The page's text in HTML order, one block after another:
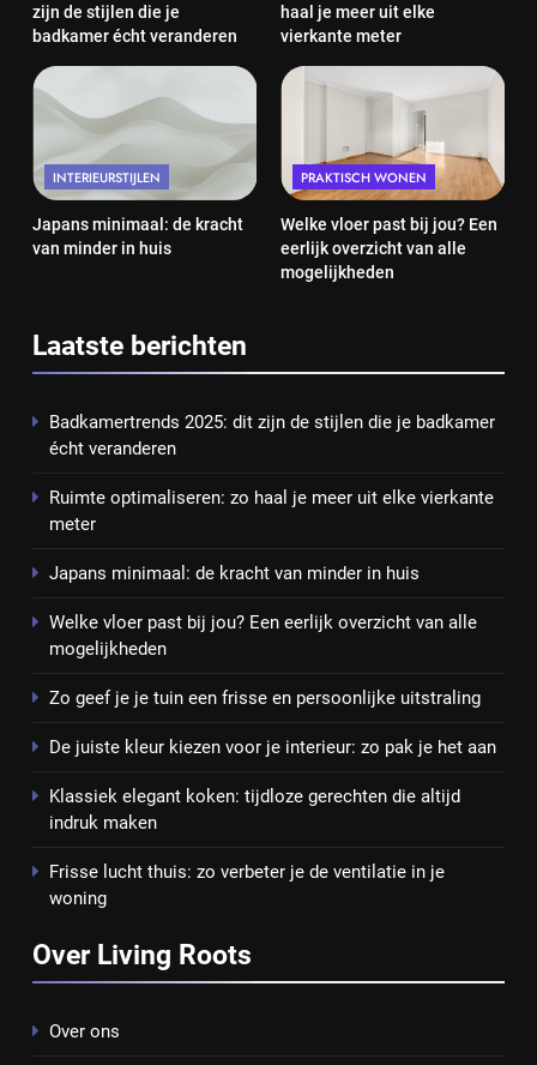
zijn de stijlen die je
badkamer écht veranderen
haal je meer uit elke
vierkante meter
INTERIEURSTIJLEN
Japans minimaal: de kracht
van minder in huis
PRAKTISCH WONEN
Welke vloer past bij jou? Een
eerlijk overzicht van alle
mogelijkheden
Laatste berichten
Badkamertrends 2025: dit zijn de stijlen die je badkamer
écht veranderen
Ruimte optimaliseren: zo haal je meer uit elke vierkante
meter
Japans minimaal: de kracht van minder in huis
Welke vloer past bij jou? Een eerlijk overzicht van alle
mogelijkheden
Zo geef je je tuin een frisse en persoonlijke uitstraling
De juiste kleur kiezen voor je interieur: zo pak je het aan
Klassiek elegant koken: tijdloze gerechten die altijd
indruk maken
Frisse lucht thuis: zo verbeter je de ventilatie in je
woning
Over Living Roots
Over ons